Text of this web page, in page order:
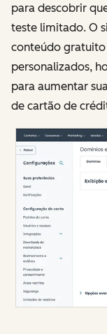
para descobrir
teste limitado. O
conteúdo
personalizados,
para aumentar
de cartão de